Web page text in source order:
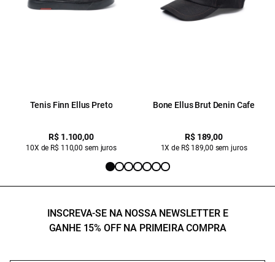
Tenis Finn Ellus Preto
R$ 1.100,00
10X de R$ 110,00 sem juros
Bone Ellus Brut Denin Cafe
R$ 189,00
1X de R$ 189,00 sem juros
INSCREVA-SE NA NOSSA NEWSLETTER E
GANHE 15% OFF NA PRIMEIRA COMPRA